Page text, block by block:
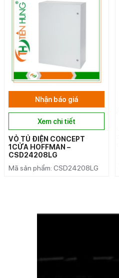
Nhận báo giá
Xem chi tiết
VỎ TỦ ĐIỆN CONCEPT
1CỬA HOFFMAN –
CSD24208LG
Mã sản phẩm: CSD24208LG